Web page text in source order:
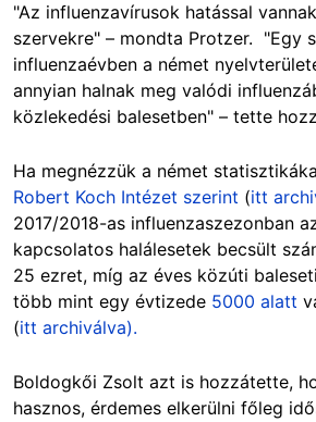
"Az influenzavírusok hatással
szervekre" – mondta Protzer. "Egy
influenzaévben a német
annyian halnak meg valódi
közlekedési balesetben" – tette
Ha megnézzük a német
Robert Koch Intézet szerint (itt
2017/2018-as influenzaszezonban
kapcsolatos halálesetek becsült
25 ezret, míg az éves közúti
több mint egy évtizede 5000 alatt
(itt archiválva).
Boldogkői Zsolt azt is hozzátette,
hasznos, érdemes elkerülni főleg